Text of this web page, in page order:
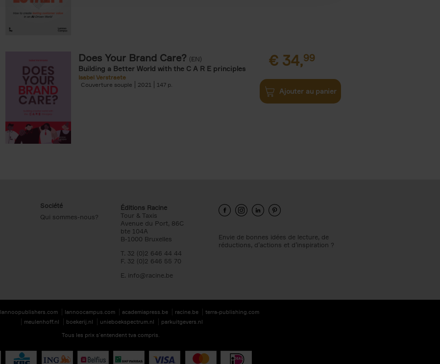
Does Your Brand Care? (EN)
Building a Better World with the C A R E principles
Isabel Verstraete
Couverture souple
2021 147
€ 34,99
Ajouter au panier
Société
Qui sommes-nous?
Éditions Racine
Tour & Taxis
Avenue du Port, 86C
bte 104A
B-1000 Bruxelles
T. 32 (0)2 646 44 44
F. 32 (0)2 646 55 70
E. info@racine.be
Envie de bonnes idées de lecture, de
réductions, d’actions et d’inspiration ?
lannoopublishers.com lannoocampus.com academiapress.be racine.be
terra-publishing.com
meulenhoff.nl
boekerij.nl unieboekspectrum.nl
parkuitgevers.nl
Tous les prix s’entendent tva compris.